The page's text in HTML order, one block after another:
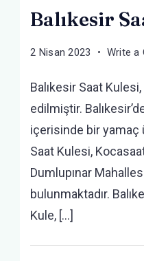
Balıkesir
2 Nisan 2023 Write a
Balıkesir Saat Kulesi,
edilmiştir.
içerisinde bir yamaç
Saat Kulesi,
Dumlupınar
bulunmaktadır.
Kule, […]